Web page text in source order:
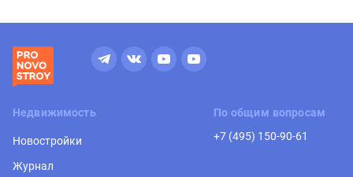
Недвижимость
Новостройки
Журнал
По общим вопросам
+7 (495) 150-90-61